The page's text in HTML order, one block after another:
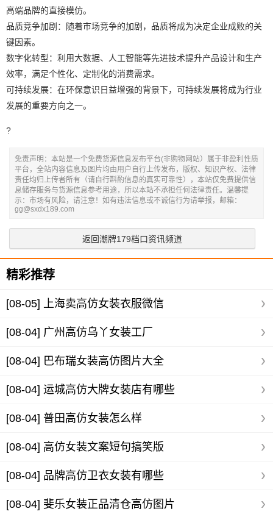
高端品牌的直接模仿。
品质竞争加剧：随着市场竞争的加剧，品质将成为决定企业成败的关
键因素。
数字化转型：利用大数据、人工智能等先进技术提升产品设计和生产
效率，满足个性化、定制化的消费需求。
可持续发展：在环保意识日益增强的背景下，可持续发展将成为行业
发展的重要方向之一。
?
免责声明：本站是一个免费货源信息发布平台(非购物网站）属于非盈利性质
平台，全站内容信息及图片均由用户自行上传发布，版权、知识产权、法律
责任均归上传者所有（请自行斟酌信息的真实可靠性），本站仅免费提供信
息储存服务与货源信息参考用途，所以本站不承担任何法律责任。温馨提
示：市场有风险，请注意！如有违法信息或不诚信行为请举报，邮箱：
gg@sxdx189.com
返回潮牌179档口资讯频道
精彩推荐
[08-05] 上海卖高仿女装衣服微信
[08-04] 广州高仿乌丫女装工厂
[08-04] 巴布瑞女装高仿图片大全
[08-04] 运城高仿大牌女装店有哪些
[08-04] 普田高仿女装怎么样
[08-04] 高仿女装文案短句搞笑版
[08-04] 品牌高仿卫衣女装有哪些
[08-04] 斐乐女装正品清仓高仿图片